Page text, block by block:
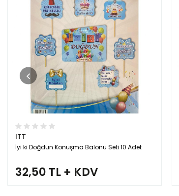
ITT
İyi ki Doğdun Konuşma Balonu Seti 10 Adet
32,50 TL + KDV